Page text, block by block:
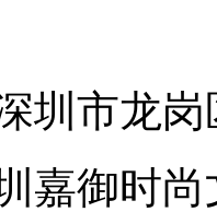
圳市龙
嘉御时